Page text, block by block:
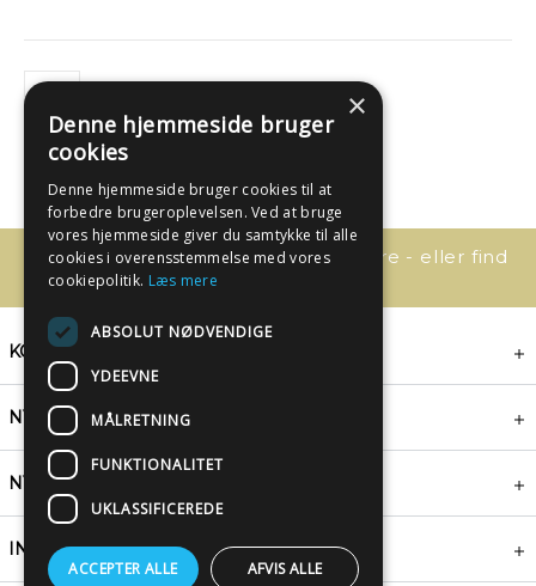
Har du spørgsmål, så kontakt os bare - eller find
svaret her:
KONTAKT
NYHEDSBREV
NYTTIGE LINKS
INSPIRATION
×
Denne hjemmeside bruger
cookies
Denne hjemmeside bruger cookies til at
forbedre brugeroplevelsen. Ved at bruge
vores hjemmeside giver du samtykke til alle
cookies i overensstemmelse med vores
cookiepolitik. Læs mere
ABSOLUT NØDVENDIGE
YDEEVNE
MÅLRETNING
FUNKTIONALITET
UKLASSIFICEREDE
ACCEPTER ALLE AFVIS ALLE